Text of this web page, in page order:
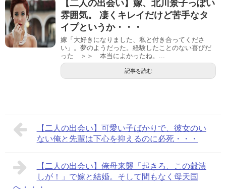
【二人の出会い】嫁、北川景子っぽい
雰囲気。 凄くキレイだけど苦手なタ
イプというか・・・
嫁「大好きになりました、私と付き合ってくださ
い」。夢のようだった。経験したことのない喜びだ
った ＞＞ 本当によかったね。...
記事を読む
【二人の出会い】可愛い子ばかりで、彼女のい
ない俺と先輩は下心を抑えるのに必死・・・
【二人の出会い】俺母来襲「起きろ、この穀潰
しが！」で嫁と結婚。そして間もなく母天国